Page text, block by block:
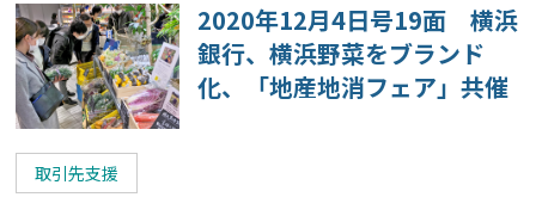
2020年12月4日号19面 横浜
銀行、横浜野菜をブランド
化、「地産地消フェア」共催
取引先支援